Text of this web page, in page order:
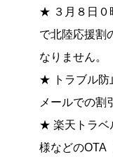
★ ３月８日０
で北陸応援割
なりません。
★ トラブル防
メールでの割
★ 楽天トラベ
様などのOTA